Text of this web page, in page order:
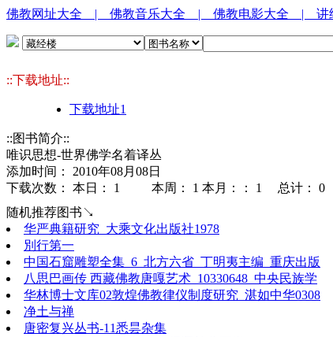
佛教网址大全 | 佛教音乐大全 | 佛教电影大全 | 讲
::下载地址::
下载地址1
::图书简介::
唯识思想-世界佛学名着译丛
添加时间： 2010年08月08日
下载次数： 本日： 1 本周： 1 本月：： 1 总计： 0
随机推荐图书↘
华严典籍研究_大乘文化出版社1978
別行第一
中国石窟雕塑全集_6_北方六省_丁明夷主编_重庆出版
八思巴画传 西藏佛教唐嘎艺术_10330648_中央民族学
华林博士文库02敦煌佛教律仪制度研究_湛如中华0308
净土与禅
唐密复兴丛书-11悉昙杂集